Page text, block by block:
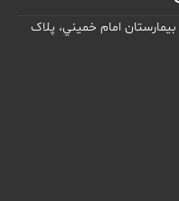
بيمارستان امام خميني، پلاک